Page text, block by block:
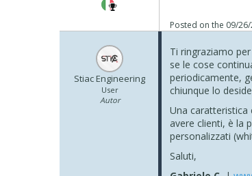
Posted on the 09/
Stiac Engineering
User
Autor
Ti ringraziamo
se le cose
periodicamente,
chiunque lo
Una
avere clienti, è la
personalizzati
Saluti,